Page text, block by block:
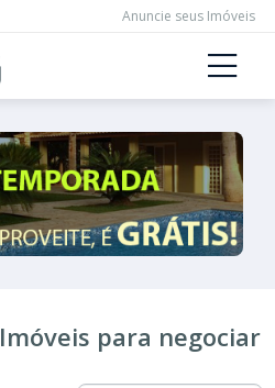
Anuncie seus Imóveis
Imóveis para negociar